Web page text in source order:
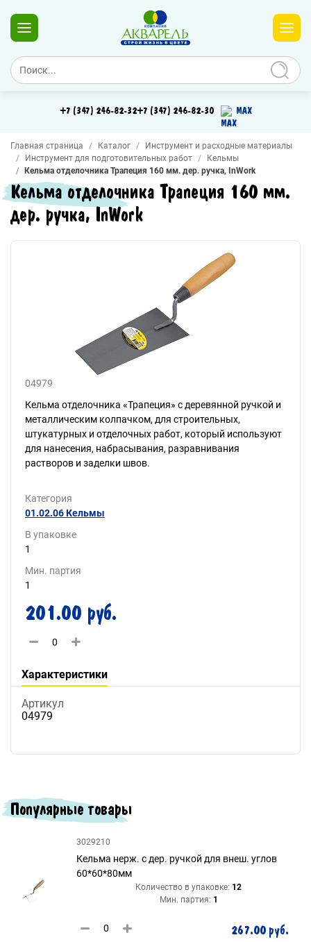
+7 (347) 246-82-32+7 (347) 246-82-30 MAX
Главная страница Каталог
Инструмент и расходные материалы
Инструмент для подготовительных работ
Кельмы
Кельма отделочника Трапеция 160 мм. дер. ручка, InWork
Кельма отделочника Трапеция 160 мм.
дер. ручка, InWork
04979
Кельма отделочника «Трапеция» с деревянной ручкой и
металлическим колпачком, для строительных,
штукатурных и отделочных работ, который используют
для нанесения, набрасывания, разравнивания
растворов и заделки швов.
Категория
01.02.06 Кельмы
В упаковке
1
Мин. партия
1
201.00 руб.
Характеристики
Артикул
04979
Популярные товары
3029210
Кельма нерж. с дер. ручкой для внеш. углов
60*60*80мм
Количество в упаковке: 12
Мин. партия: 1
267.00 руб.